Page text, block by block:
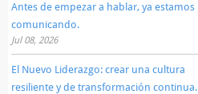
Antes de empezar a hablar, ya estamos
comunicando.
Jul 08, 2026
El Nuevo Liderazgo: crear una cultura
resiliente y de transformación continua.